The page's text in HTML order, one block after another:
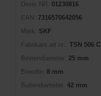
Dexis NR:
01230816
EAN:
7316570642056
Merk:
SKF
Fabrikant art.nr::
TSN 506 C
Binnendiameter: 25 mm
Breedte:
8 mm
Buitendiameter: 42 mm